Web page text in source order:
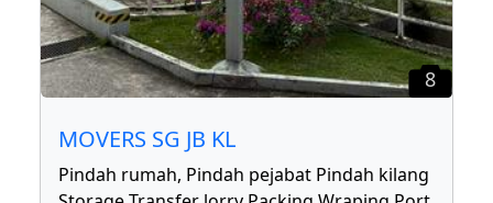
8
MOVERS SG JB KL
Pindah rumah, Pindah pejabat Pindah kilang